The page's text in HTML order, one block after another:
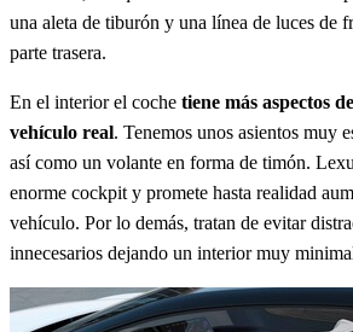
una aleta de tiburón y una línea de luces de
parte trasera.
En el interior el coche tiene más aspectos
vehículo real. Tenemos unos asientos muy
así como un volante en forma de timón.
enorme cockpit y promete hasta realidad
vehículo. Por lo demás, tratan de evitar
innecesarios dejando un interior muy